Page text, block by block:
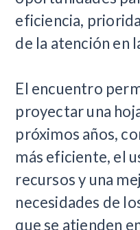
eficiencia,
de la atención en
El encuentro
proyectar una
próximos años,
más eficiente, el
recursos y una
necesidades de
que se atienden